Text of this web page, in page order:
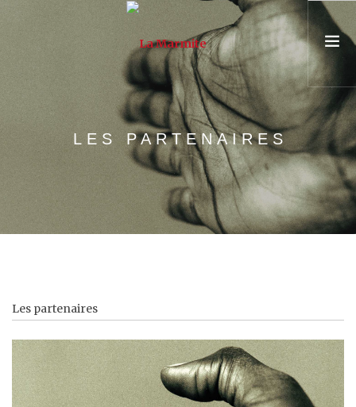
PRÉSENTATION
ASSOCIATION & ÉQUIPE
PARCOURS
UNIVERSITÉ POPULAIRE
CONSEIL & FORMATION
LES PARTENAIRES
Les partenaires